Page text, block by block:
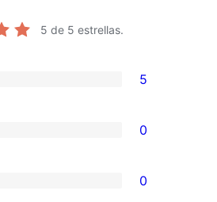
5 de 5 estrellas.
5
0
0